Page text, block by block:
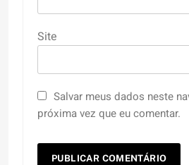
Site
Salvar meus dados neste
próxima vez que eu comentar.